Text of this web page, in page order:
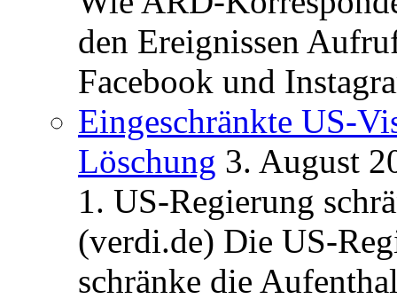
den Ereignissen
Facebook und
Eingeschränkte US-
Löschung 3. August
1. US-Regierung
(verdi.de) Die US-
schränke die